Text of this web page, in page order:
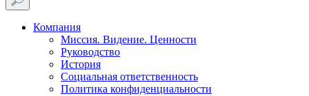
Компания
Миссия. Видение. Ценности
Руководство
История
Социальная ответственность
Политика конфиденциальности